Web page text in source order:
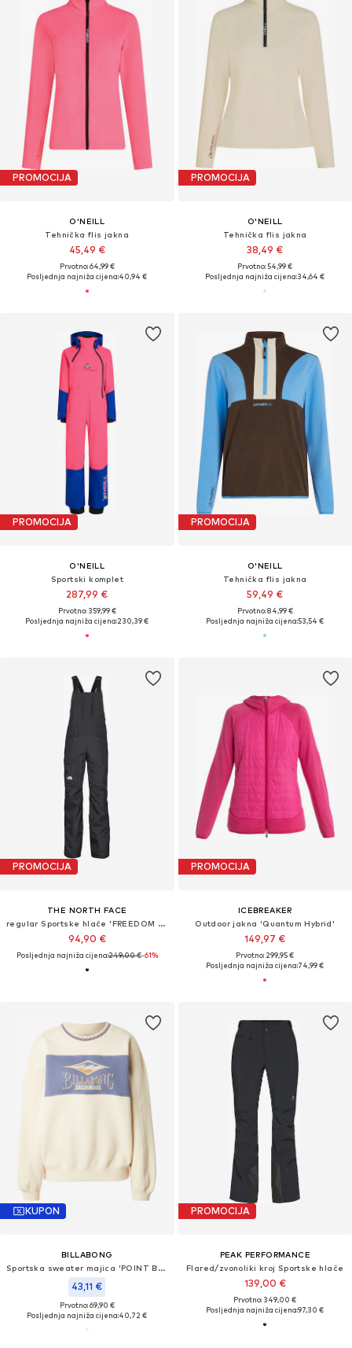
PROMOCIJA
O'NEILL
Tehnička flis jakna
45,49 €
Prvotno: 64,99 €
Posljednja najniža cijena:40,94 €
PROMOCIJA
O'NEILL
Tehnička flis jakna
38,49 €
Prvotno: 54,99 €
Posljednja najniža cijena:34,64 €
PROMOCIJA
O'NEILL
Sportski komplet
287,99 €
Prvotno: 359,99 €
Posljednja najniža cijena:230,39 €
PROMOCIJA
O'NEILL
Tehnička flis jakna
59,49 €
Prvotno: 84,99 €
Posljednja najniža cijena:53,54 €
PROMOCIJA
THE NORTH FACE
regular Sportske hlače 'FREEDOM BIB'
94,90 €
Posljednja najniža cijena:249,00 €-61%
PROMOCIJA
ICEBREAKER
Outdoor jakna 'Quantum Hybrid'
149,97 €
Prvotno: 299,95 €
Posljednja najniža cijena:74,99 €
KUPON
BILLABONG
Sportska sweater majica 'POINT BREAK'
43,11 €
Prvotno: 69,90 €
Posljednja najniža cijena:40,72 €
PROMOCIJA
PEAK PERFORMANCE
Flared/zvonoliki kroj Sportske hlače
139,00 €
Prvotno: 349,00 €
Posljednja najniža cijena:97,30 €